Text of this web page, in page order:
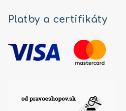
Platby a certifikáty